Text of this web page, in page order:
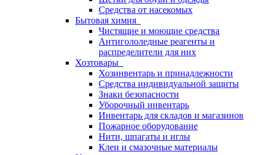
Средства от насекомых
Бытовая химия
Чистящие и моющие средства
Антигололедные реагенты и
распределители для них
Хозтовары
Хозинвентарь и принадлежности
Средства индивидуальной защиты
Знаки безопасности
Уборочный инвентарь
Инвентарь для складов и магазинов
Пожарное оборудование
Нити, шпагаты и иглы
Клеи и смазочные материалы